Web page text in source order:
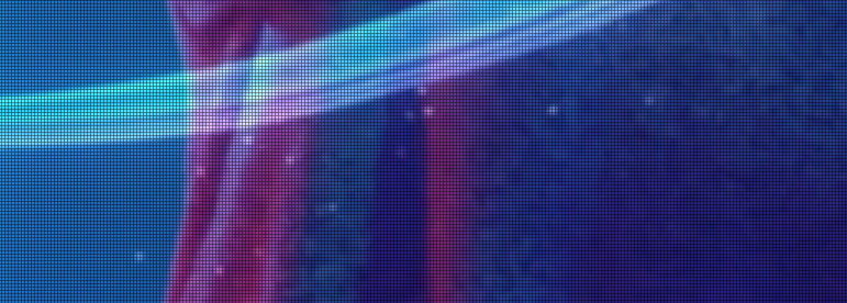
ONDE
• Londrina-PR | 43 3367-
• Porecatu-PR | 43 3623-
• Alvorada do Sul-PR | 43
• Florestópolis-PR | 43
• Iepê-SP | 18 3264-1292